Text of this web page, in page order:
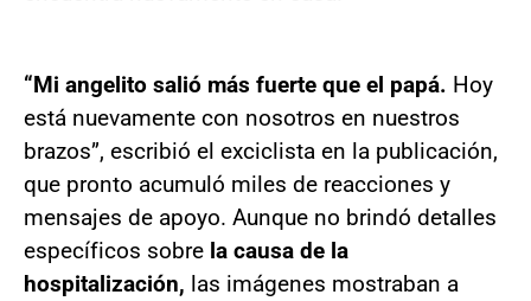
“Mi angelito salió más fuerte que el papá. Hoy
está nuevamente con nosotros en nuestros
brazos”, escribió el exciclista en la publicación,
que pronto acumuló miles de reacciones y
mensajes de apoyo. Aunque no brindó detalles
específicos sobre la causa de la
hospitalización, las imágenes mostraban a